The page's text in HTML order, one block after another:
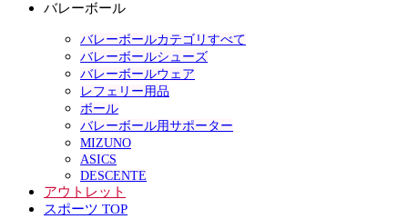
バレーボール
バレーボールカテゴリすべて
バレーボールシューズ
バレーボールウェア
レフェリー用品
ボール
バレーボール用サポーター
MIZUNO
ASICS
DESCENTE
アウトレット
スポーツ TOP